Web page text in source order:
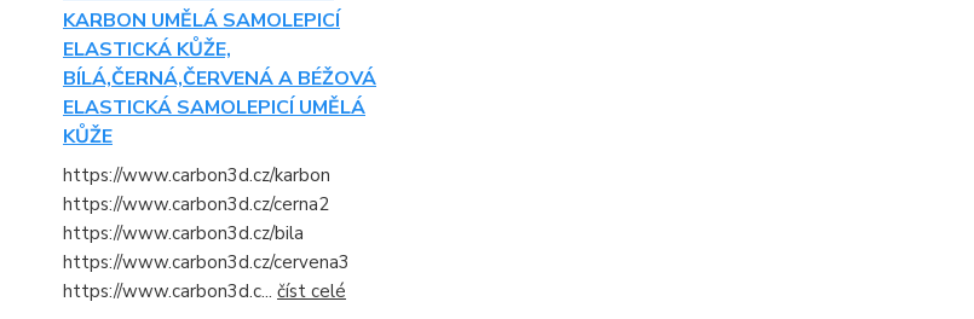
KARBON UMĚLÁ SAMOLEPICÍ
ELASTICKÁ KŮŽE,
BÍLÁ,ČERNÁ,ČERVENÁ A BÉŽOVÁ
ELASTICKÁ SAMOLEPICÍ UMĚLÁ
KŮŽE
https://www.carbon3d.cz/karbon
https://www.carbon3d.cz/cerna2
https://www.carbon3d.cz/bila
https://www.carbon3d.cz/cervena3
https://www.carbon3d.c... číst celé